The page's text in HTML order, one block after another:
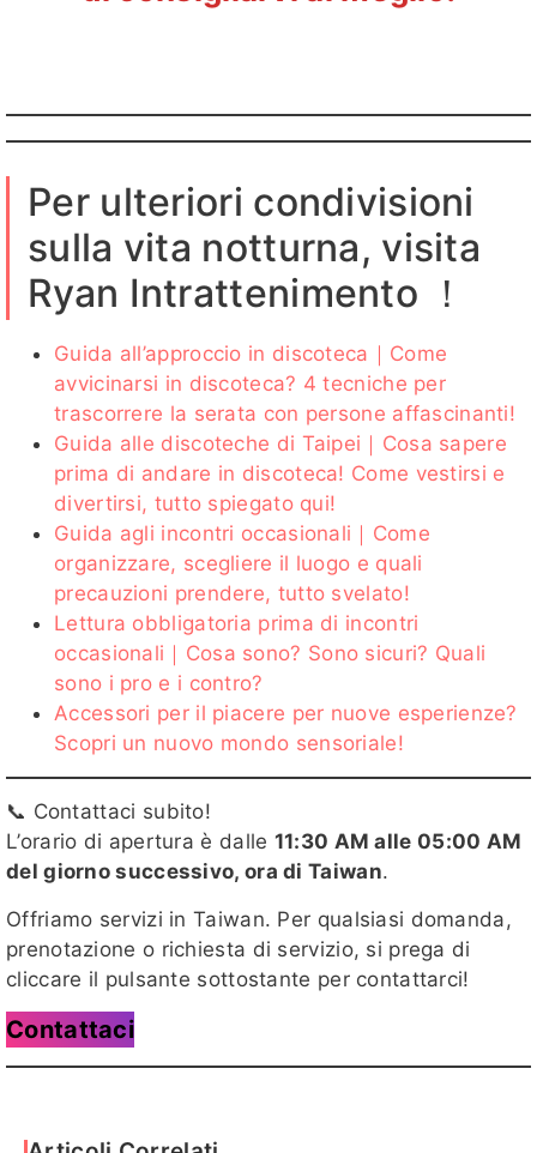
Per ulteriori condivisioni
sulla vita notturna, visita
Ryan Intrattenimento ！
Guida all’approccio in discoteca｜Come
avvicinarsi in discoteca? 4 tecniche per
trascorrere la serata con persone affascinanti!
Guida alle discoteche di Taipei｜Cosa sapere
prima di andare in discoteca! Come vestirsi e
divertirsi, tutto spiegato qui!
Guida agli incontri occasionali｜Come
organizzare, scegliere il luogo e quali
precauzioni prendere, tutto svelato!
Lettura obbligatoria prima di incontri
occasionali｜Cosa sono? Sono sicuri? Quali
sono i pro e i contro?
Accessori per il piacere per nuove esperienze?
Scopri un nuovo mondo sensoriale!
📞 Contattaci subito!
L’orario di apertura è dalle 11:30 AM alle 05:00 AM
del giorno successivo, ora di Taiwan.
Offriamo servizi in Taiwan. Per qualsiasi domanda,
prenotazione o richiesta di servizio, si prega di
cliccare il pulsante sottostante per contattarci!
Contattaci